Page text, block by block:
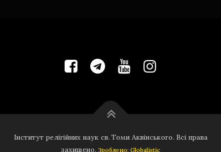
Інститут релігійних наук св. Томи Аквінського. Всі права
захищено. Зроблено: Globalistic